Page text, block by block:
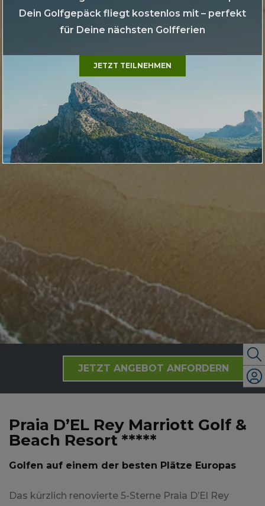
JETZT ANGEBOT ANFORDERN
Praia D’EL Rey Marriott Golf &
Beach Resort *****
Golfen auf einem der besten Plätze Europas
Das kürzlich renovierte 5-Sterne Praia D’El Rey
Dein Golfgepäck fliegt kostenlos mit – perfekt
für Deine nächsten Golfferien
JETZT TEILNEHMEN